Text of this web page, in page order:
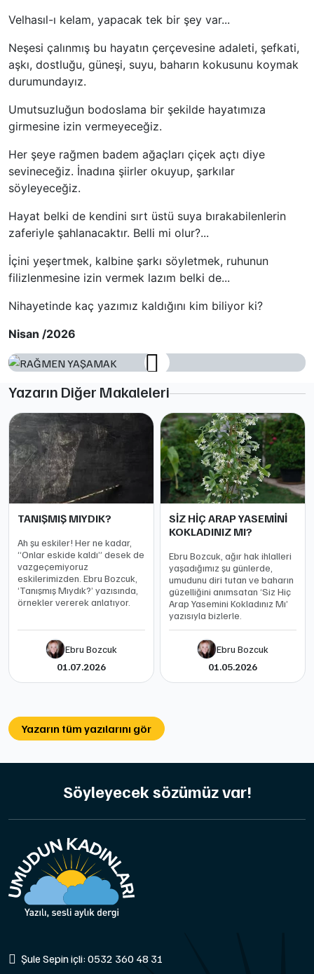
Velhasıl-ı kelam, yapacak tek bir şey var...
Neşesi çalınmış bu hayatın çerçevesine adaleti, şefkati,
aşkı, dostluğu, güneşi, suyu, baharın kokusunu koymak
durumundayız.
Umutsuzluğun bodoslama bir şekilde hayatımıza
girmesine izin vermeyeceğiz.
Her şeye rağmen badem ağaçları çiçek açtı diye
sevineceğiz. İnadına şiirler okuyup, şarkılar
söyleyeceğiz.
Hayat belki de kendini sırt üstü suya bırakabilenlerin
zaferiyle şahlanacaktır. Belli mi olur?...
İçini yeşertmek, kalbine şarkı söyletmek, ruhunun
filizlenmesine izin vermek lazım belki de...
Nihayetinde kaç yazımız kaldığını kim biliyor ki?
Nisan /2026
Yazarın Diğer Makaleleri
TANIŞMIŞ MIYDIK?
Ah şu eskiler! Her ne kadar,
“Onlar eskide kaldı” desek de
vazgeçemiyoruz
eskilerimizden. Ebru Bozcuk,
‘Tanışmış Mıydık?’ yazısında,
örnekler vererek anlatıyor.
Ebru Bozcuk
01.07.2026
SİZ HİÇ ARAP YASEMİNİ
KOKLADINIZ MI?
Ebru Bozcuk, ağır hak ihlalleri
yaşadığımız şu günlerde,
umudunu diri tutan ve baharın
güzelliğini anımsatan ‘Siz Hiç
Arap Yasemini Kokladınız Mı’
yazısıyla bizlerle.
Ebru Bozcuk
01.05.2026
Yazarın tüm yazılarını gör
Söyleyecek sözümüz var!
Şule Sepin içli: 0532 360 48 31